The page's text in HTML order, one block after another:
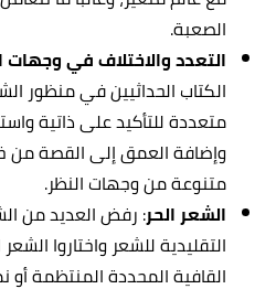
الصعبة.
التعدد والاختلاف في وجهات
الكتاب الحداثيين في منظور
متعددة للتأكيد على ذاتية
وإضافة العمق إلى القصة من
متنوعة من وجهات النظر.
الشعر الحر: رفض العديد من
التقليدية للشعر واختاروا
القافية المحددة المنتظمة